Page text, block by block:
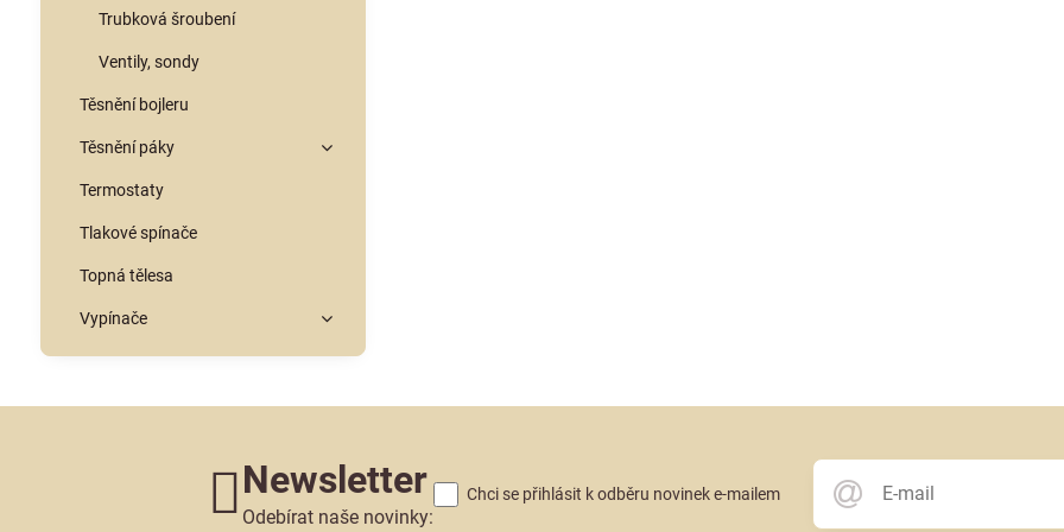
Trubková šroubení
Ventily, sondy
Těsnění bojleru
Těsnění páky
Termostaty
Tlakové spínače
Topná tělesa
Vypínače
Newsletter
Odebírat naše novinky:
Chci se přihlásit k odběru novinek e-mailem